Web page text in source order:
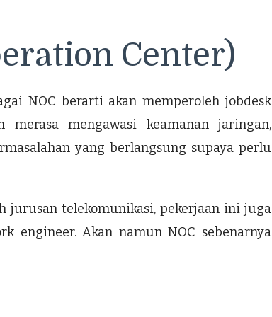
Center)
NOC berarti akan memperoleh jobdesk
mengawasi keamanan jaringan,
yang berlangsung supaya perlu
jurusan telekomunikasi, pekerjaan ini juga
engineer. Akan namun NOC sebenarnya